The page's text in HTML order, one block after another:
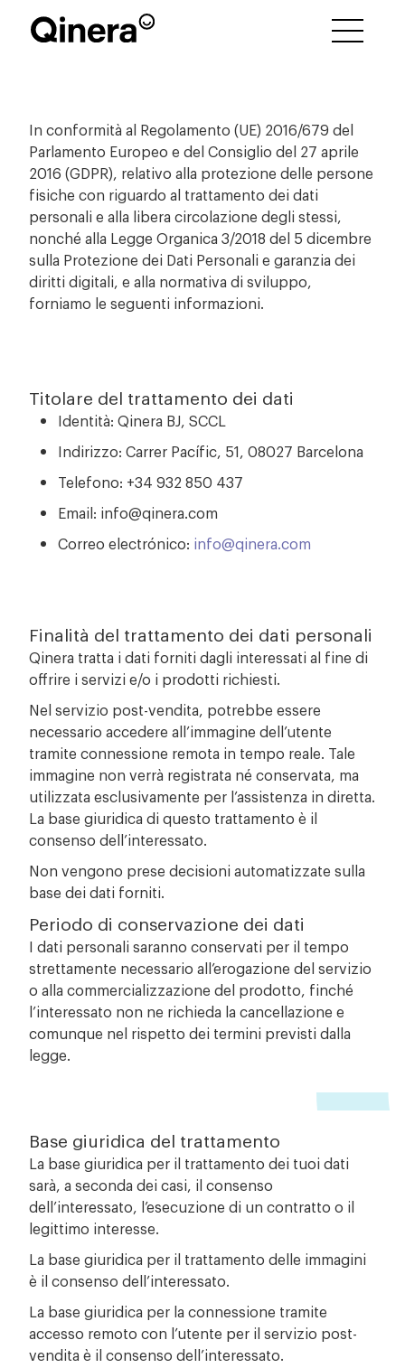
In conformità al Regolamento (UE) 2016/679 del
Parlamento Europeo e del Consiglio del 27 aprile
2016 (GDPR), relativo alla protezione delle persone
fisiche con riguardo al trattamento dei dati
personali e alla libera circolazione degli stessi,
nonché alla Legge Organica 3/2018 del 5 dicembre
sulla Protezione dei Dati Personali e garanzia dei
diritti digitali, e alla normativa di sviluppo,
forniamo le seguenti informazioni.
Titolare del trattamento dei dati
Identità: Qinera BJ, SCCL
Indirizzo: Carrer Pacífic, 51, 08027 Barcelona
Telefono: +34 932 850 437
Email: info@qinera.com
Correo electrónico: info@qinera.com
Finalità del trattamento dei dati personali
Qinera tratta i dati forniti dagli interessati al fine di
offrire i servizi e/o i prodotti richiesti.
Nel servizio post-vendita, potrebbe essere
necessario accedere all’immagine dell’utente
tramite connessione remota in tempo reale. Tale
immagine non verrà registrata né conservata, ma
utilizzata esclusivamente per l’assistenza in diretta.
La base giuridica di questo trattamento è il
consenso dell’interessato.
Non vengono prese decisioni automatizzate sulla
base dei dati forniti.
Periodo di conservazione dei dati
I dati personali saranno conservati per il tempo
strettamente necessario all’erogazione del servizio
o alla commercializzazione del prodotto, finché
l’interessato non ne richieda la cancellazione e
comunque nel rispetto dei termini previsti dalla
legge.
Base giuridica del trattamento
La base giuridica per il trattamento dei tuoi dati
sarà, a seconda dei casi, il consenso
dell’interessato, l’esecuzione di un contratto o il
legittimo interesse.
La base giuridica per il trattamento delle immagini
è il consenso dell’interessato.
La base giuridica per la connessione tramite
accesso remoto con l’utente per il servizio post-
vendita è il consenso dell’interessato.